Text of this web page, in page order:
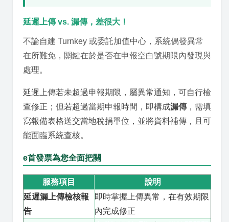
延遲上傳 vs. 漏傳，差很大！
不論自建 Turnkey 或委託加值中心，系統偶發異常
在所難免，關鍵在於是否在申報空白號期限內發現與
處理。
延遲上傳若未超過申報期限，屬異常通知，可自行檢
查修正；但若超過當期申報時間，即構成漏傳，需填
寫報備表格送交當地稅捐單位，並將資料補傳，且可
能面臨系統查核。
e首發票為您全面把關
服務項目
說明
延遲漏上傳檢核報
告
即時掌握上傳異常，在有效期限
內完成修正